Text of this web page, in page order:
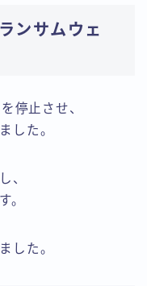
ンサムウェ
停止させ、
した。
、
。
した。